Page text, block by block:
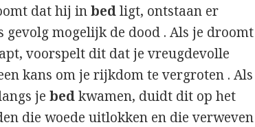
dat hij inbedligt, ontstaan ​​er
gevolg mogelijk de dood . Als je droomt
voorspelt dit dat je vreugdevolle
kans om je rijkdom te vergroten . Als
jebedkwamen, duidt dit op het
die woede uitlokken en die verweven